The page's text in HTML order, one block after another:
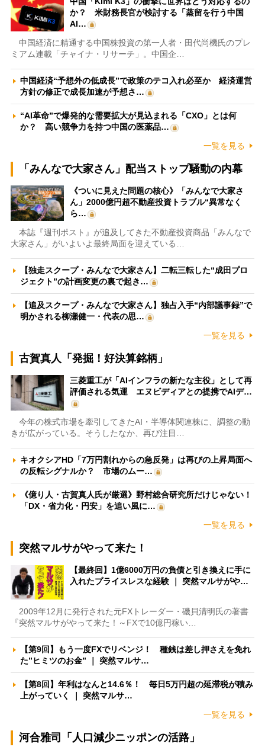
か？ 米財務長官が検討する「蒸留を行う中国
AI…
中国経済に精通する中国株投資の第一人者・田代尚機氏のプレ
ミアム連載「チャイナ・リサーチ」。中国企…
中国経済“予想外の低成長”で政策のテコ入れ必至か 経済運営
方針の修正で成長加速が予想さ…
“AI革命”で爆発的な需要拡大が見込まれる「CXO」とは何
か？ 高い競争力を持つ中国の医薬品…
一覧を見る
「みんなで大家さん」配当ストップ騒動の内幕
《ついに見えた問題の核心》「みんなで大家さ
ん」2000億円超不動産投資トラブル“異常なく
ら…
本誌『週刊ポスト』が追及してきた不動産投資商品「みんなで
大家さん」がいよいよ最終局面を迎えている…
【独走スクープ・みんなで大家さん】二転三転した“成田プロ
ジェクト”の計画変更の裏で起き…
【追及スクープ・みんなで大家さん】独占入手“内部議事録”で
明かされる柳瀬健一・代表の思…
一覧を見る
古賀真人「発掘！好決算銘柄」
三菱重工が「AIインフラの新たな主役」として再
評価される気運 エヌビディアとの提携でAIデ…
今年の株式市場を牽引してきたAI・半導体関連株に、調整の動
きが広がっている。そうしたなか、再び注目…
キオクシアHD「7万円割れからの急反発」は再びの上昇局面へ
の反転シグナルか？ 市場のムー…
《億り人・古賀真人氏が厳選》野村総合研究所だけじゃない！
「DX・省力化・円安」を追い風に…
一覧を見る
突然マルサがやって来た！
【最終回】1億6000万円の負債と引き換えに手に
入れたプライスレスな経験 ｜ 突然マルサがや…
2009年12月に発行された元FXトレーダー・磯貝清明氏の著書
『突然マルサがやって来た！～FXで10億円稼い…
【第9回】もう一度FXでリベンジ！ 種銭は差し押さえを免れ
た”ヒミツのお金” ｜ 突然マルサ…
【第8回】年利はなんと14.6％！ 毎日5万円超の延滞税が積み
上がっていく ｜ 突然マルサ…
一覧を見る
河合雅司「人口減少ニッポンの活路」